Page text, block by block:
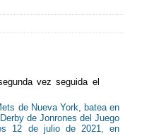
de Nueva York, batea en
de Jonrones del Juego
12 de julio de 2021, en